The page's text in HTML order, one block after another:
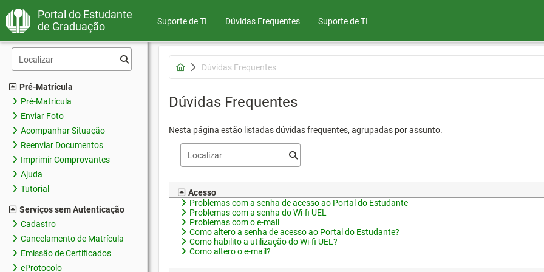
Portal do Estudante
de Graduação
Suporte de TI Dúvidas Frequentes Suporte de TI
Pré-Matrícula
Pré-Matrícula
Enviar Foto
Acompanhar Situação
Reenviar Documentos
Imprimir Comprovantes
Ajuda
Tutorial
Serviços sem Autenticação
Cadastro
Cancelamento de Matrícula
Emissão de Certificados
eProtocolo
Dúvidas Frequentes
Dúvidas Frequentes
Nesta página estão listadas dúvidas frequentes, agrupadas por assunto.
Acesso
Problemas com a senha de acesso ao Portal do Estudante
Problemas com a senha do Wi-fi UEL
Problemas com o e-mail
Como altero a senha de acesso ao Portal do Estudante?
Como habilito a utilização do Wi-fi UEL?
Como altero o e-mail?